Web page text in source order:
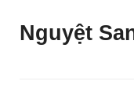
Nguyệt